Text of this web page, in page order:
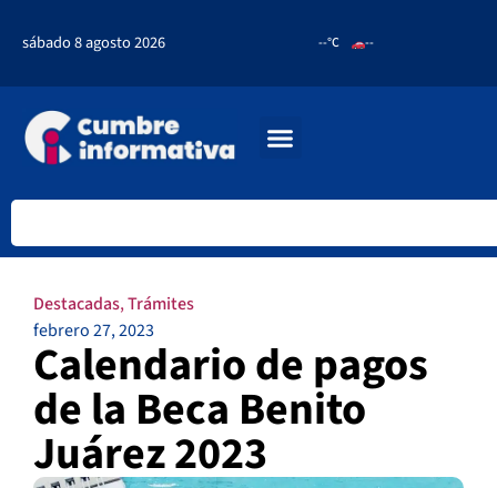
sábado 8 agosto 2026 --°C --
Destacadas,Trámites
febrero 27, 2023
Calendario de pagos
de la Beca Benito
Juárez 2023